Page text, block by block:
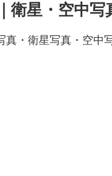
衛星・空中写
真・衛星写真・空中